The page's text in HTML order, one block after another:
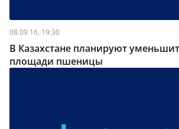
08.09.16, 19:30
В Казахстане планируют
площади пшеницы